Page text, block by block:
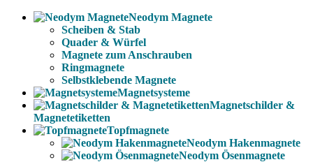
Neodym Magnete
Scheiben & Stab
Quader & Würfel
Magnete zum Anschrauben
Ringmagnete
Selbstklebende Magnete
Magnetsysteme
Magnetschilder &
Magnetetiketten
Topfmagnete
Neodym Hakenmagnete
Neodym Ösenmagnete